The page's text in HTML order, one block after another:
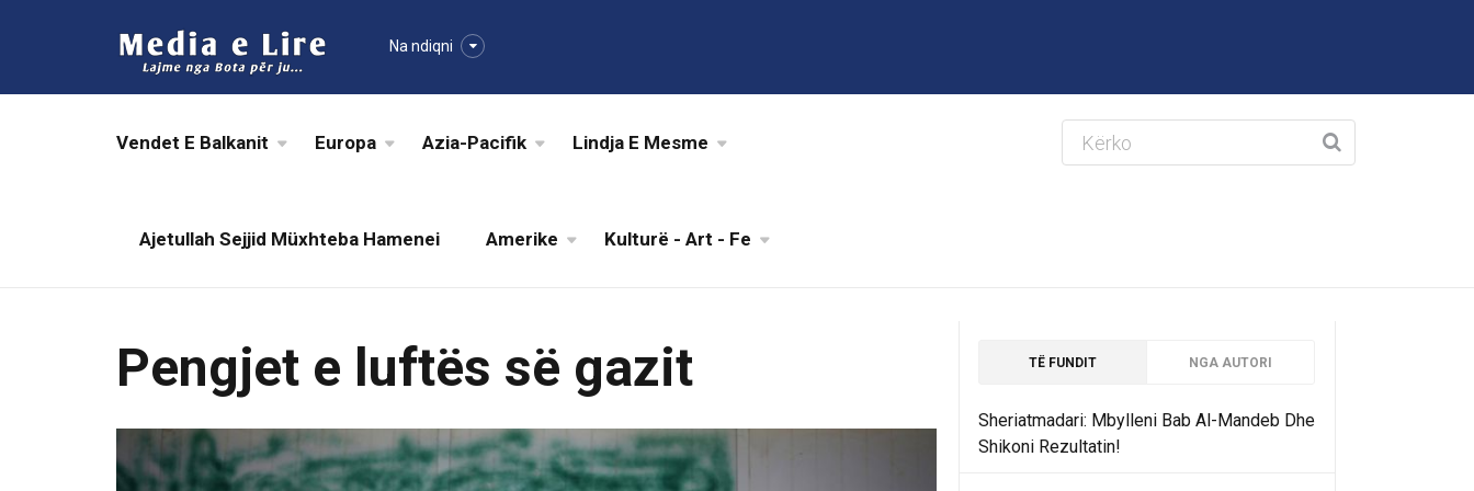
Na ndiqni
Vendet E Balkanit Europa Azia-Pacifik Lindja E Mesme
Ajetullah Sejjid Müxhteba Hamenei Amerike Kulturë - Art - Fe
Pengjet e luftës së gazit TË FUNDIT NGA AUTORI
Sheriatmadari: Mbylleni Bab Al-Mandeb Dhe
Shikoni Rezultatin!